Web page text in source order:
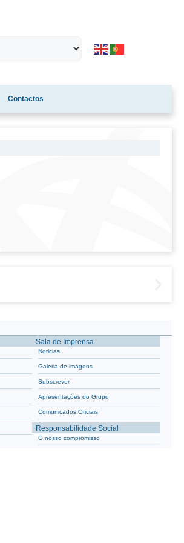
Contactos
Sala de Imprensa
Noticias
Galeria de imagens
Subscrever
Apresentações do Grupo
Comunicados Oficiais
Responsabilidade Social
O nosso compromisso